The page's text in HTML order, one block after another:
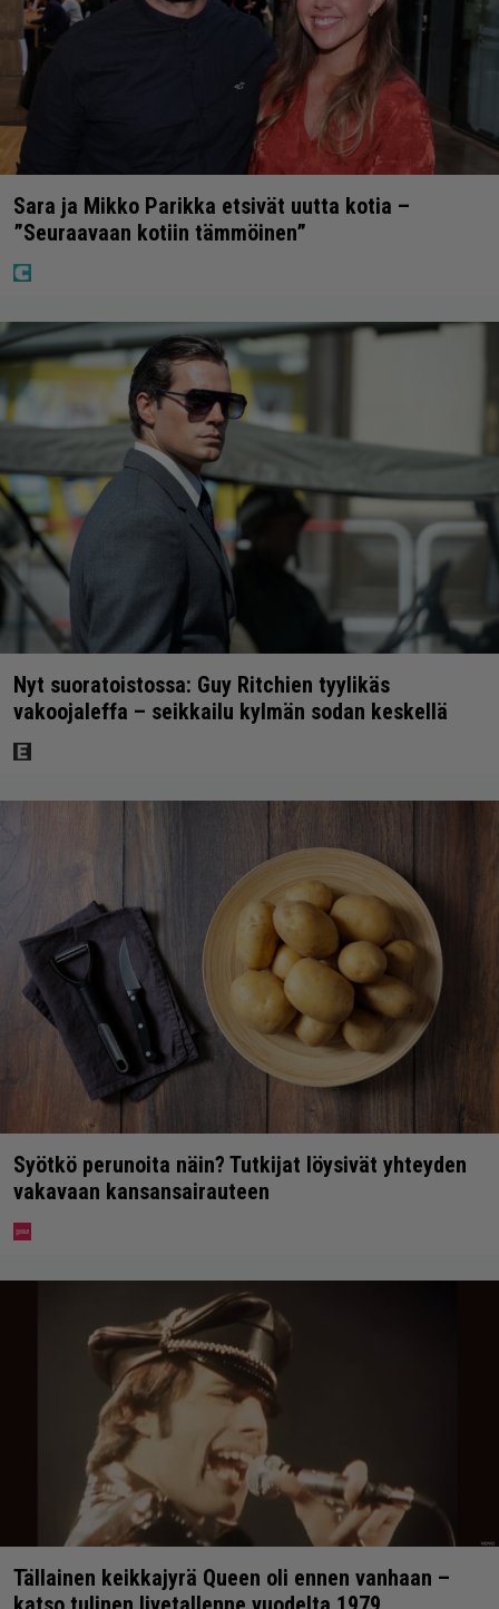
Sara ja Mikko Parikka etsivät uutta kotia –
”Seuraavaan kotiin tämmöinen”
Nyt suoratoistossa: Guy Ritchien tyylikäs
vakoojaleffa – seikkailu kylmän sodan keskellä
Syötkö perunoita näin? Tutkijat löysivät yhteyden
vakavaan kansansairauteen
Tällainen keikkajyrä Queen oli ennen vanhaan –